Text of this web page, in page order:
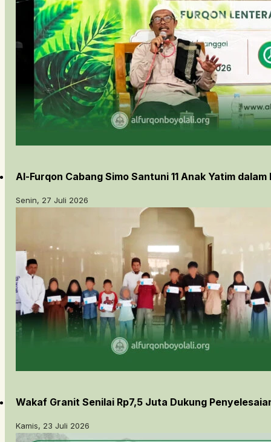
Al-Furqon Cabang Simo Santuni 11 Anak Yatim
Senin, 27 Juli 2026
Wakaf Granit Senilai Rp7,5 Juta Dukung
Kamis, 23 Juli 2026